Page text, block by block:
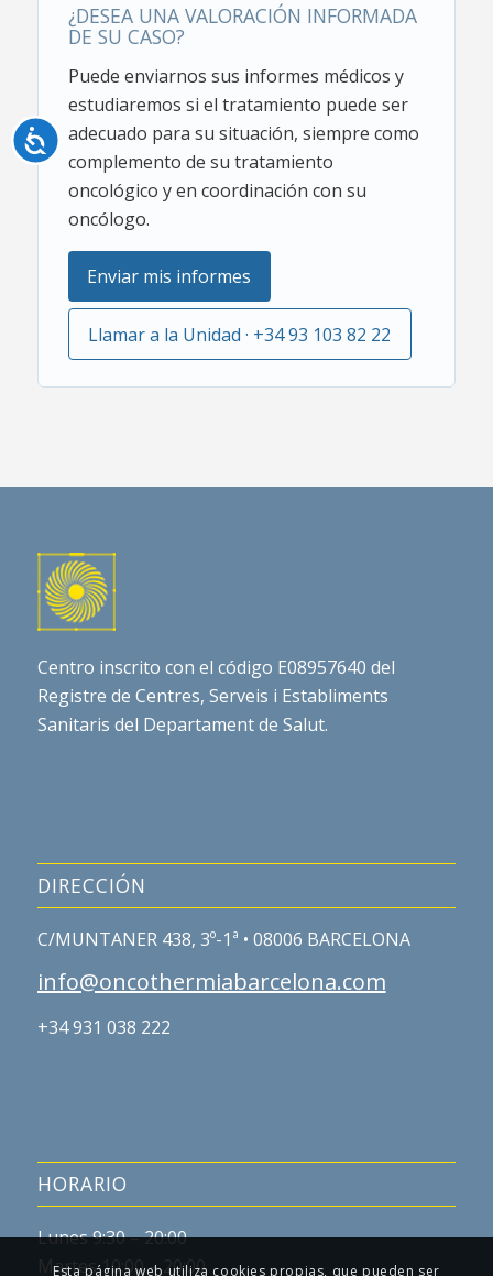
Accesibilidad
¿DESEA UNA VALORACIÓN INFORMADA
DE SU CASO?
Puede enviarnos sus informes médicos y
estudiaremos si el tratamiento puede ser
adecuado para su situación, siempre como
complemento de su tratamiento
oncológico y en coordinación con su
oncólogo.
Enviar mis informes
Llamar a la Unidad · +34 93 103 82 22
Centro inscrito con el código E08957640 del
Registre de Centres, Serveis i Establiments
Sanitaris del Departament de Salut.
DIRECCIÓN
C/MUNTANER 438, 3º-1ª • 08006 BARCELONA
info@oncothermiabarcelona.com
+34 931 038 222
HORARIO
Lunes 9:30 – 20:00
Martes 10:00 – 20:00
Esta página web utiliza cookies propias, que pueden ser